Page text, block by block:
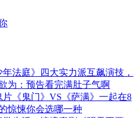
法庭》四大实力派互飙演技，
为：预告看完满肚子气啊
《鬼门》VS《萨满》一起在8
惊悚你会选哪一种